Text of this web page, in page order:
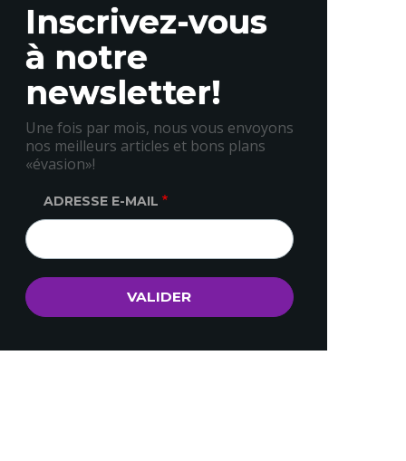
Inscrivez-vous
à notre
newsletter!
Une fois par mois, nous vous envoyons
nos meilleurs articles et bons plans
«évasion»!
ADRESSE E-MAIL